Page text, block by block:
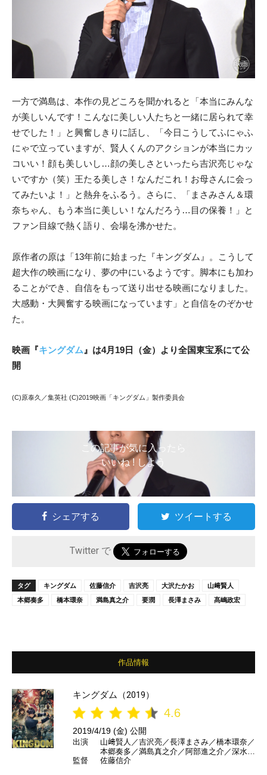
一方で満島は、本作の見どころを聞かれると「本当にみんな
が美しいんです！こんなに美しい人たちと一緒に居られて幸
せでした！」と興奮しきりに話し、「今日こうしてふにゃふ
にゃで立っていますが、賢人くんのアクションが本当にカッ
コいい！顔も美しいし…顔の美しさといったら吉沢亮じゃな
いですか（笑）王たる美しさ！なんだこれ！お母さんに会っ
てみたいよ！」と熱弁をふるう。さらに、「まさみさん＆環
奈ちゃん、もう本当に美しい！なんだろう…目の保養！」と
ファン目線で熱く語り、会場を沸かせた。
原作者の原は「13年前に始まった『キングダム』。こうして
超大作の映画になり、夢の中にいるようです。脚本にも加わ
ることができ、自信をもって送り出せる映画になりました。
大感動・大興奮する映画になっています」と自信をのぞかせ
た。
映画『キングダム 』は4月19日（金）より全国東宝系にて公
開
(C)原泰久／集英社 (C)2019映画「キングダム」製作委員会
この記事が気に入ったら
いいね ! しよう
シェアする ツイートする
Twitter で
タグ キングダム 佐藤信介 吉沢亮 大沢たかお
山﨑賢人
本郷奏多
橋本環奈 満島真之介 要潤 長澤まさみ 髙嶋政宏
作品情報
キングダム（2019）
4.6
2019/4/19 (金) 公開
出演
山﨑賢人／吉沢亮／長澤まさみ／橋本環奈／
本郷奏多／満島真之介／阿部進之介／深水元
基／高嶋政宏／要潤／橋本じゅん／坂口拓／
監督 佐藤信介